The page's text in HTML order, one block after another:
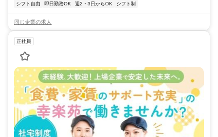
シフト自由 即日勤務OK 週2・3日からOK シフト制
同じ企業の求人
正社員